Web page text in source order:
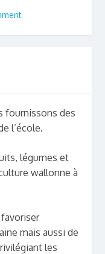
fournissons des
l’école.
légumes et
wallonne à
mais aussi de
les